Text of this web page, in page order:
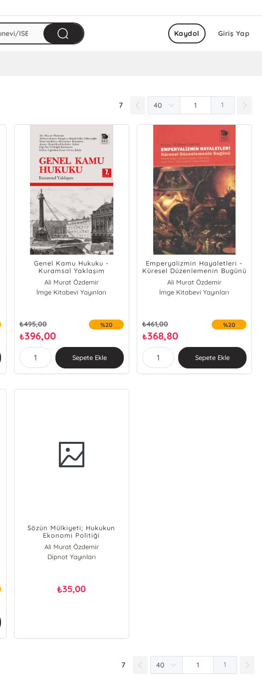
Giriş Yap
Kaydol
7 1
Genel Kamu Hukuku -
Kuramsal Yaklaşım
Ali Murat Özdemir
Muammer Ketizmen
Ebubekir Aykut
Göksu Uğurlu
Aynur Demirli
Ezgi Nur Türkoğlu Karacaova
Ozan Giray Şahin
İmge Kitabevi Yayınları
₺495,00
₺396,00
%20
Sepete Ekle
Emperyalizmin Hayaletleri -
Küresel Düzenlemenin Bugünü
Ali Murat Özdemir
Ebubekir Aykut
Göksu Uğurlu
Kansu Yıldırım
İmge Kitabevi Yayınları
₺461,00
₺368,80
%20
Sepete Ekle
Sözün Mülkiyeti; Hukukun
Ekonomi Politiği
Ali Murat Özdemir
Dipnot Yayınları
₺35,00
7 1